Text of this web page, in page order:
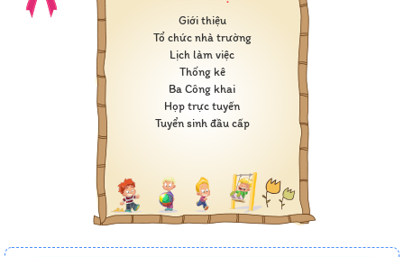
Giới thiệu
Tổ chức nhà trường
Lịch làm việc
Thống kê
Ba Công khai
Họp trực tuyến
Tuyển sinh đầu cấp